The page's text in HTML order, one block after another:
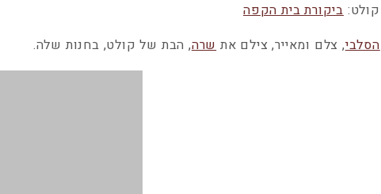
קולט:ביקורת בית הקפה
הסלבי, צלם ומאייר, צילם אתשרה, הבת של קולט, בחנות שלה.